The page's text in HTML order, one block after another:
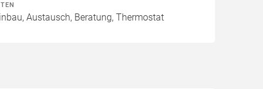
Austausch, Beratung, Thermostat